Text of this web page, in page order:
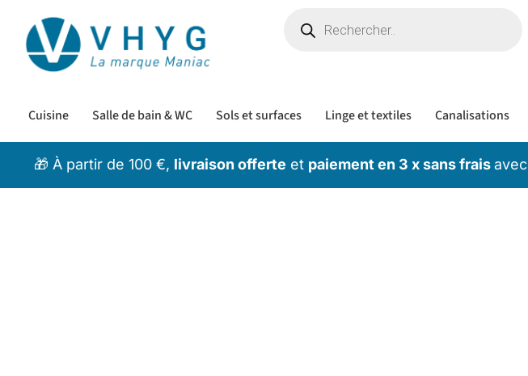
Cuisine Salle de bain & WC Sols et surfaces Linge et textiles Canalisations
🎁 À partir de 100 €, livraison offerte et paiement en 3 x sans fraisavec